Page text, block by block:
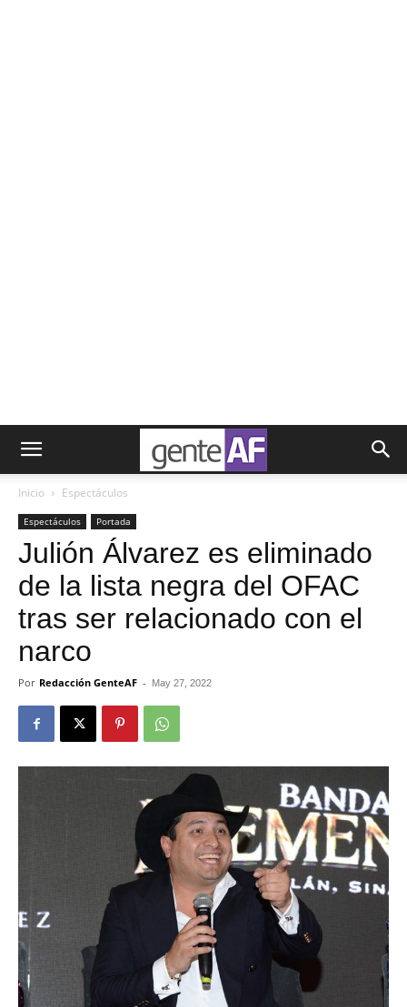
Inicio Espectáculos
Espectáculos Portada
Julión Álvarez es eliminado
de la lista negra del OFAC
tras ser relacionado con el
narco
Por Redacción GenteAF - May 27, 2022